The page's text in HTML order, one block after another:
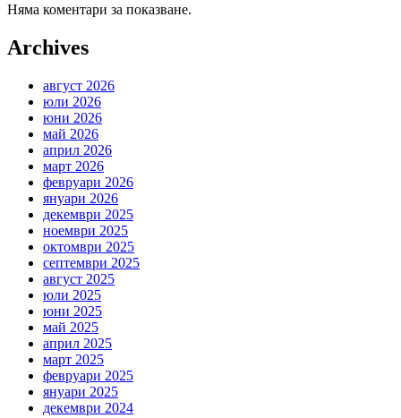
Няма коментари за показване.
Archives
август 2026
юли 2026
юни 2026
май 2026
април 2026
март 2026
февруари 2026
януари 2026
декември 2025
ноември 2025
октомври 2025
септември 2025
август 2025
юли 2025
юни 2025
май 2025
април 2025
март 2025
февруари 2025
януари 2025
декември 2024